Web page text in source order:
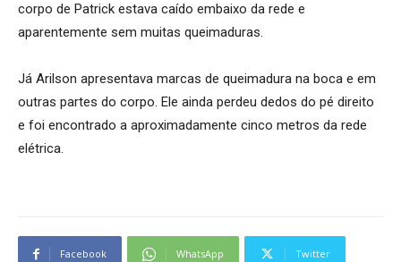
corpo de Patrick estava caído embaixo da rede e
aparentemente sem muitas queimaduras.
Já Arilson apresentava marcas de queimadura na boca e em
outras partes do corpo. Ele ainda perdeu dedos do pé direito
e foi encontrado a aproximadamente cinco metros da rede
elétrica.
Facebook WhatsApp Twitter